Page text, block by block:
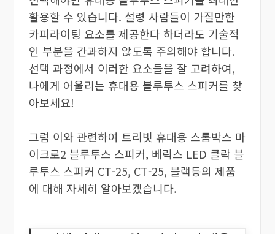
활용할 수 있습니다. 설령 사람들이 가질만한
카피라이팅 요소를 제공한다 하더라도 기술적
인 부분을 간과하지 않도록 주의해야 합니다.
선택 과정에서 이러한 요소들을 잘 고려하여,
나에게 어울리는 휴대용 블루투스 스피커를 찾
아보세요!
그럼 이와 관련하여 트리빗 휴대용 스톰박스 마
이크로2 블루투스 스피커, 베릭스 LED 클락 블
루투스 스피커 CT-25, CT-25, 블랙등의 제품
에 대해 자세히 알아보겠습니다.